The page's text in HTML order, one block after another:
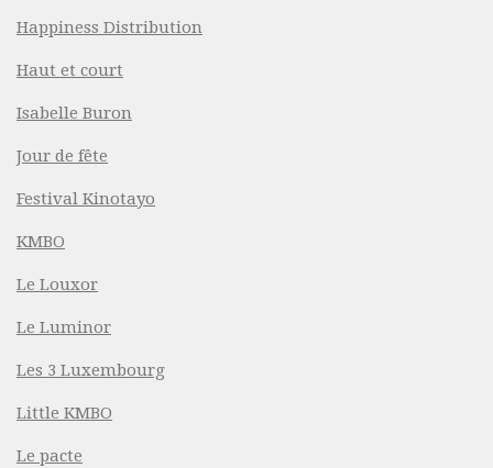
Happiness Distribution
Haut et court
Isabelle Buron
Jour de fête
Festival Kinotayo
KMBO
Le Louxor
Le Luminor
Les 3 Luxembourg
Little KMBO
Le pacte